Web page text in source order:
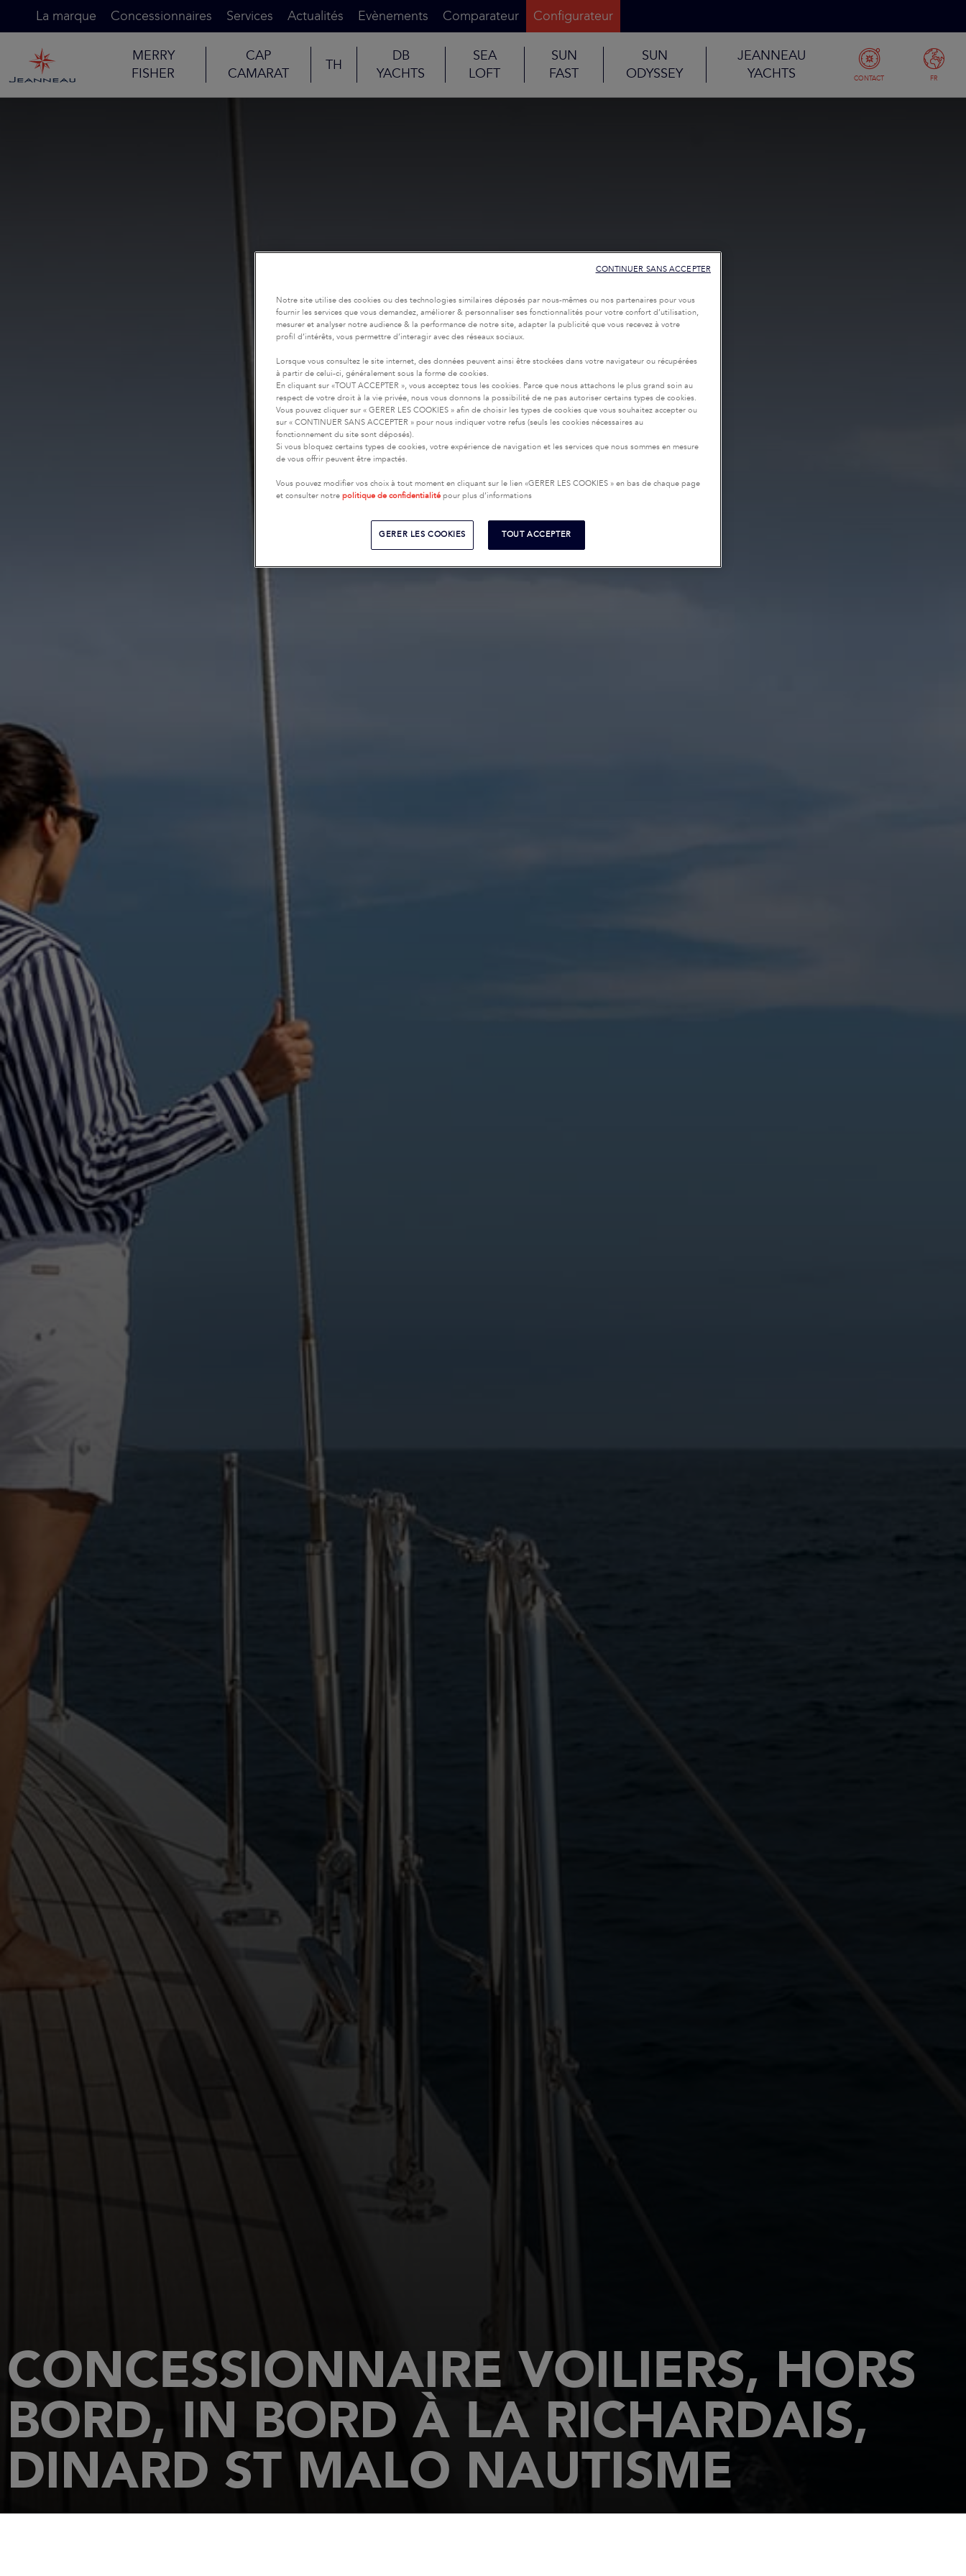
La marque Concessionnaires Services Actualités Evènements Comparateur Configurateur
MERRY
FISHER
CAP
CAMARAT
TH
DB
YACHTS
SEA
LOFT
SUN
FAST
SUN
ODYSSEY
JEANNEAU
YACHTS
CONTACT FR
CONCESSIONNAIRE VOILIERS, HORS
BORD, IN BORD À LA RICHARDAIS,
DINARD ST MALO NAUTISME
Notre site utilise des cookies ou des technologies similaires déposés par nous-mêmes ou nos partenaires pour vous
fournir les services que vous demandez, améliorer & personnaliser ses fonctionnalités pour votre confort d’utilisation,
mesurer et analyser notre audience & la performance de notre site, adapter la publicité que vous recevez à votre
profil d’intérêts, vous permettre d’interagir avec des réseaux sociaux.
Lorsque vous consultez le site internet, des données peuvent ainsi être stockées dans votre navigateur ou récupérées
à partir de celui-ci, généralement sous la forme de cookies.
En cliquant sur «TOUT ACCEPTER », vous acceptez tous les cookies. Parce que nous attachons le plus grand soin au
respect de votre droit à la vie privée, nous vous donnons la possibilité de ne pas autoriser certains types de cookies.
Vous pouvez cliquer sur « GERER LES COOKIES » afin de choisir les types de cookies que vous souhaitez accepter ou
sur « CONTINUER SANS ACCEPTER » pour nous indiquer votre refus (seuls les cookies nécessaires au
fonctionnement du site sont déposés).
Si vous bloquez certains types de cookies, votre expérience de navigation et les services que nous sommes en mesure
de vous offrir peuvent être impactés.
Vous pouvez modifier vos choix à tout moment en cliquant sur le lien «GERER LES COOKIES » en bas de chaque page
et consulter notre politique de confidentialité pour plus d’informations
GERER LES COOKIES TOUT ACCEPTER
CONTINUER SANS ACCEPTER